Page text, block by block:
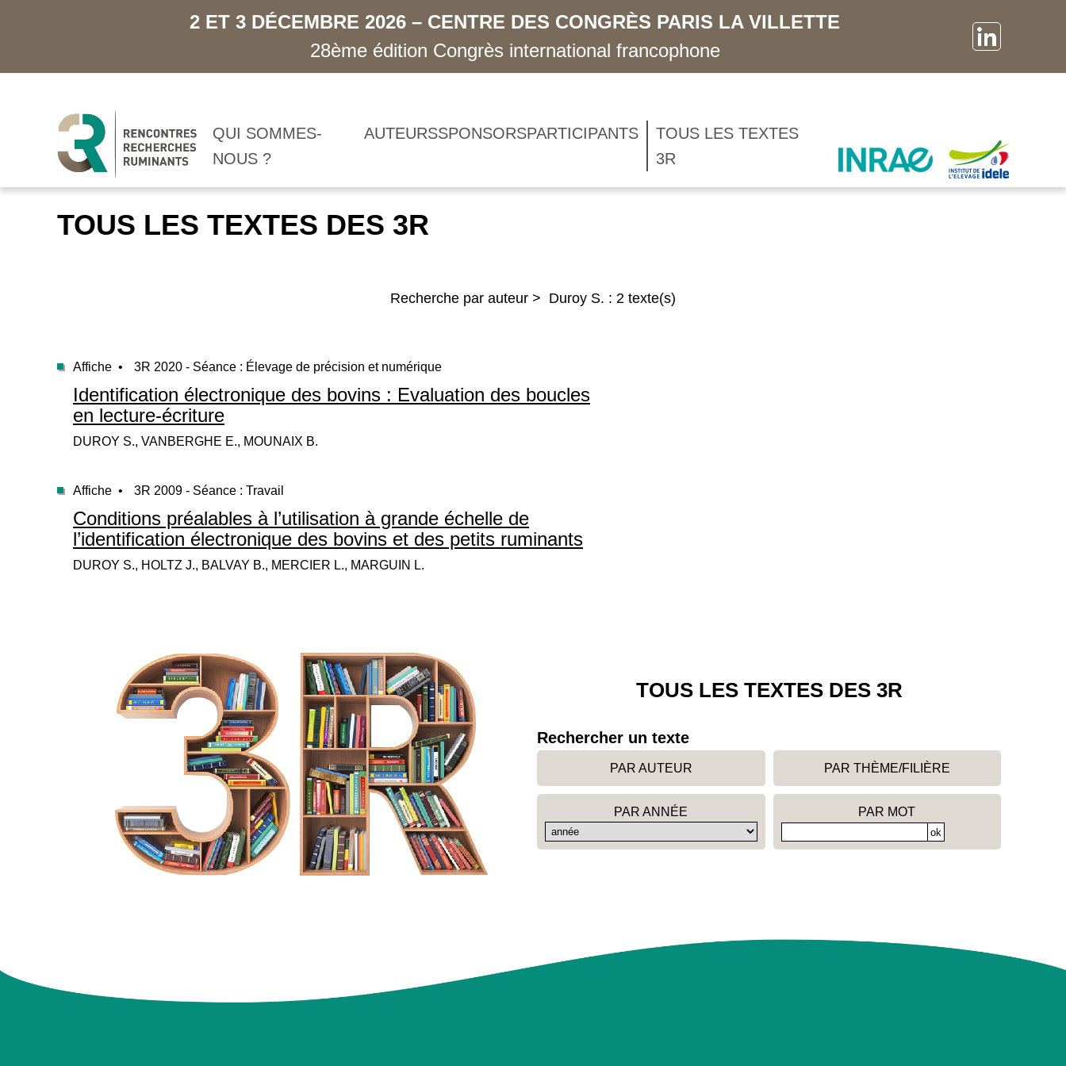
2 ET 3 DÉCEMBRE 2026 – CENTRE DES CONGRÈS PARIS LA VILLETTE
28ème édition Congrès international francophone
QUI SOMMES-
NOUS ?
AUTEURSSPONSORSPARTICIPANTS
TOUS LES TEXTES
3R
TOUS LES TEXTES DES 3R
Recherche par auteur > Duroy S. : 2 texte(s)
Affiche • 3R 2020 - Séance : Élevage de précision et numérique
Identification électronique des bovins : Evaluation des boucles
en lecture-écriture
DUROY S., VANBERGHE E., MOUNAIX B.
Affiche • 3R 2009 - Séance : Travail
Conditions préalables à l’utilisation à grande échelle de
l’identification électronique des bovins et des petits ruminants
DUROY S., HOLTZ J., BALVAY B., MERCIER L., MARGUIN L.
TOUS LES TEXTES DES 3R
Rechercher un texte
PAR AUTEUR PAR THÈME/FILIÈRE
PAR ANNÉE PAR MOT